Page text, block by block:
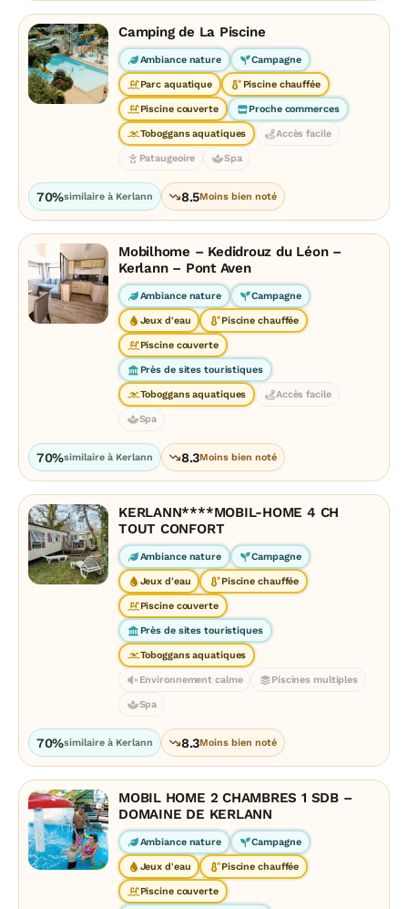
Camping de La Piscine
Ambiance nature Campagne
Parc aquatique Piscine chauffée
Piscine couverte Proche commerces
Toboggans aquatiques Accès facile
Pataugeoire Spa
70%similaire à Kerlann 8.5Moins bien noté
Mobilhome – Kedidrouz du Léon –
Kerlann – Pont Aven
Ambiance nature Campagne
Jeux d'eau Piscine chauffée
Piscine couverte
Près de sites touristiques
Toboggans aquatiques Accès facile
Spa
70%similaire à Kerlann 8.3Moins bien noté
KERLANN****MOBIL-HOME 4 CH
TOUT CONFORT
Ambiance nature Campagne
Jeux d'eau Piscine chauffée
Piscine couverte
Près de sites touristiques
Toboggans aquatiques
Environnement calme Piscines multiples
Spa
70%similaire à Kerlann 8.3Moins bien noté
MOBIL HOME 2 CHAMBRES 1 SDB –
DOMAINE DE KERLANN
Ambiance nature Campagne
Jeux d'eau Piscine chauffée
Piscine couverte